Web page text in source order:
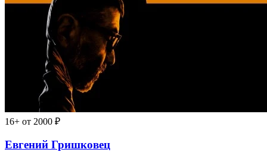
16+ от 2000 ₽
Евгений Гришковец